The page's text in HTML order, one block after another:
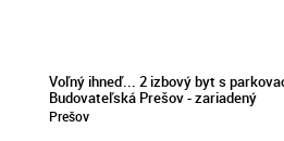
Voľný ihneď... 2 izbový byt s
Budovateľská Prešov - zariadený
Prešov